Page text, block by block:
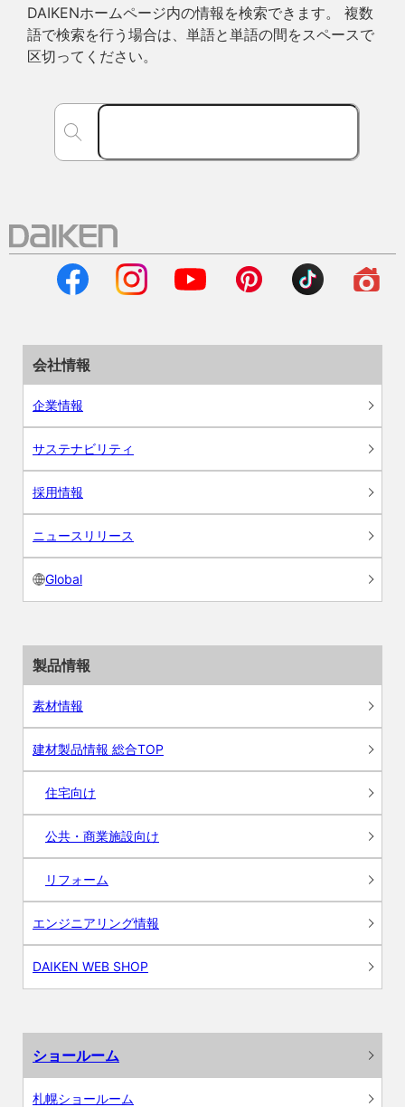
DAIKENホームページ内の情報を検索できます。 複数
語で検索を行う場合は、単語と単語の間をスペースで
区切ってください。
会社情報
企業情報
サステナビリティ
採用情報
ニュースリリース
Global
製品情報
素材情報
建材製品情報 総合TOP
住宅向け
公共・商業施設向け
リフォーム
エンジニアリング情報
DAIKEN WEB SHOP
ショールーム
札幌ショールーム